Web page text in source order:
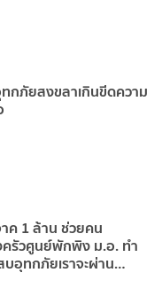
กภัยสงขลาเกินขีดความ
ค 1 ล้าน ช่วยคน
รัวศูนย์พักพิง ม.อ. ทำ
อุทกภัยเราจะผ่าน